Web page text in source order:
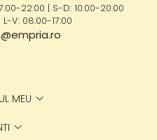
22:00 | S-D: 10:00-20:00
V: 08:00-17:00
MEU